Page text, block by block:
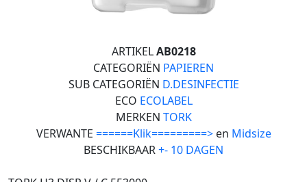
ARTIKELAB0218
CATEGORIËN PAPIEREN
SUB CATEGORIËN D.DESINFECTIE
ECO ECOLABEL
MERKEN TORK
VERWANTE ======Klik=========>en Midsize
BESCHIKBAAR+- 10 DAGEN